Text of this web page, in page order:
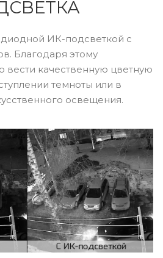
ИК-подсветкой с
Благодаря этому
вести качественную цветную
темноты или в
освещения.